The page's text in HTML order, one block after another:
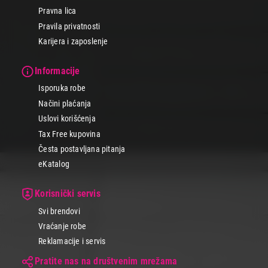
na kućnu adresu.
Pravna lica
Pravila privatnosti
Karijera i zaposlenje
Informacije
Isporuka robe
Načini plaćanja
Uslovi korišćenja
Tax Free kupovina
Česta postavljana pitanja
eKatalog
Korisnički servis
Svi brendovi
Vraćanje robe
Reklamacije i servis
Pratite nas na društvenim mrežama